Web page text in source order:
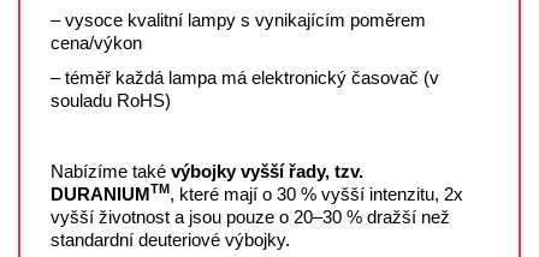
VÝBOJKY PRO UV/VIS
PŘÍPRAVA VZORKŮ
OTEVŘENÝ ROZKLAD
– vysoce kvalitní lampy s vynikajícím poměrem
cena/výkon
– téměř každá lampa má elektronický časovač (v
souladu RoHS)
Nabízíme také výbojky vyšší řady, tzv.
DURANIUMTM, které mají o 30 % vyšší intenzitu, 2x
vyšší životnost a jsou pouze o 20–30 % dražší než
standardní deuteriové výbojky.